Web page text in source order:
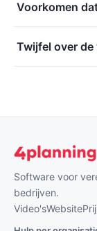
Voorkomen
Twijfel over
Software voor
bedrijven.
Video'sWebsite